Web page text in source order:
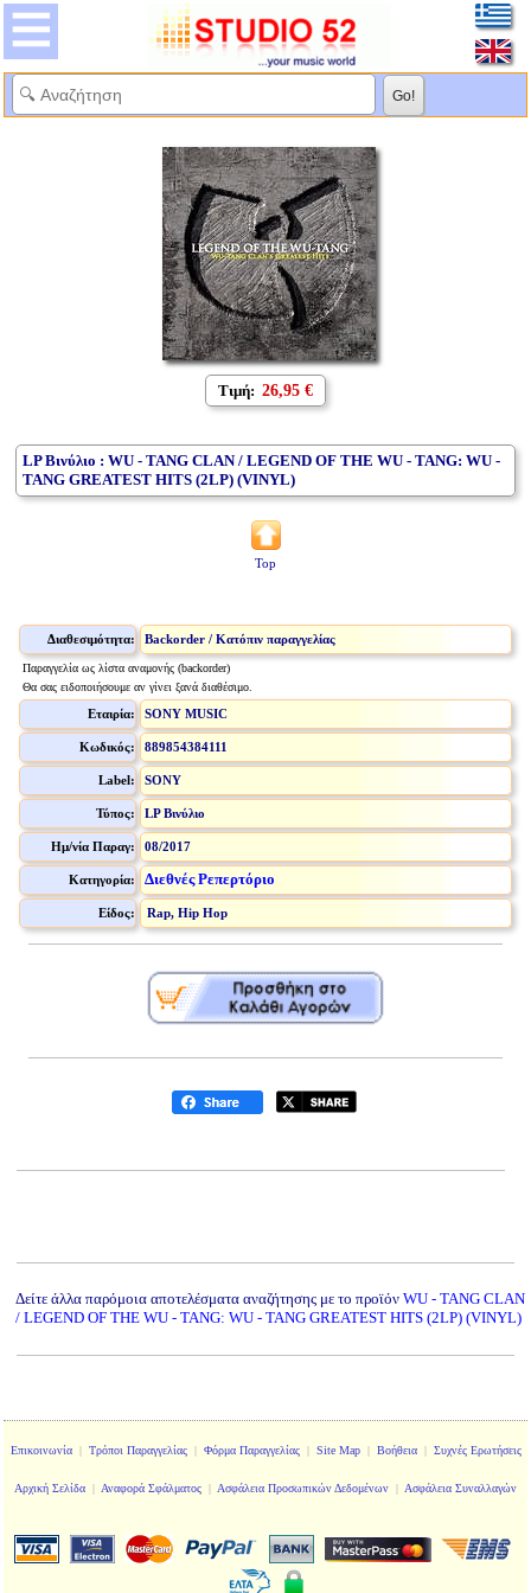
Τιμή: 26,95 €
LP Βινύλιο : WU - TANG CLAN / LEGEND OF THE WU - TANG: WU -
TANG GREATEST HITS (2LP) (VINYL)
Top
Διαθεσιμότητα: Backorder / Κατόπιν παραγγελίας
Παραγγελία ως λίστα αναμονής (backorder)
Θα σας ειδοποιήσουμε αν γίνει ξανά διαθέσιμο.
Εταιρία: SONY MUSIC
Κωδικός: 889854384111
Label: SONY
Τύπος: LP Βινύλιο
Ημ/νία Παραγ: 08/2017
Κατηγορία: Διεθνές Ρεπερτόριο
Είδος: Rap, Hip Hop
Δείτε άλλα παρόμοια αποτελέσματα αναζήτησης με το προϊόν WU - TANG CLAN
/ LEGEND OF THE WU - TANG: WU - TANG GREATEST HITS (2LP) (VINYL)
Επικοινωνία| Τρόποι Παραγγελίας| Φόρμα Παραγγελίας| Site Map| Βοήθεια| Συχνές Ερωτήσεις
Αρχική Σελίδα | Αναφορά Σφάλματος | Ασφάλεια Προσωπικών Δεδομένων | Ασφάλεια Συναλλαγών